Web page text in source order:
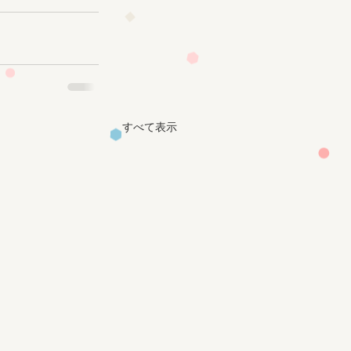
すべて表示